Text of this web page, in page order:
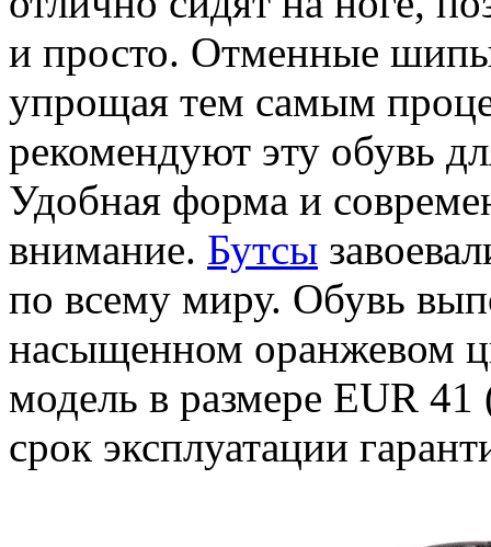
и просто. Отменные
упрощая тем самым
рекомендуют эту обувь
Удобная форма и
внимание. Бутсы
по всему миру. Обувь
насыщенном оранжевом
модель в размере EUR
срок эксплуатации